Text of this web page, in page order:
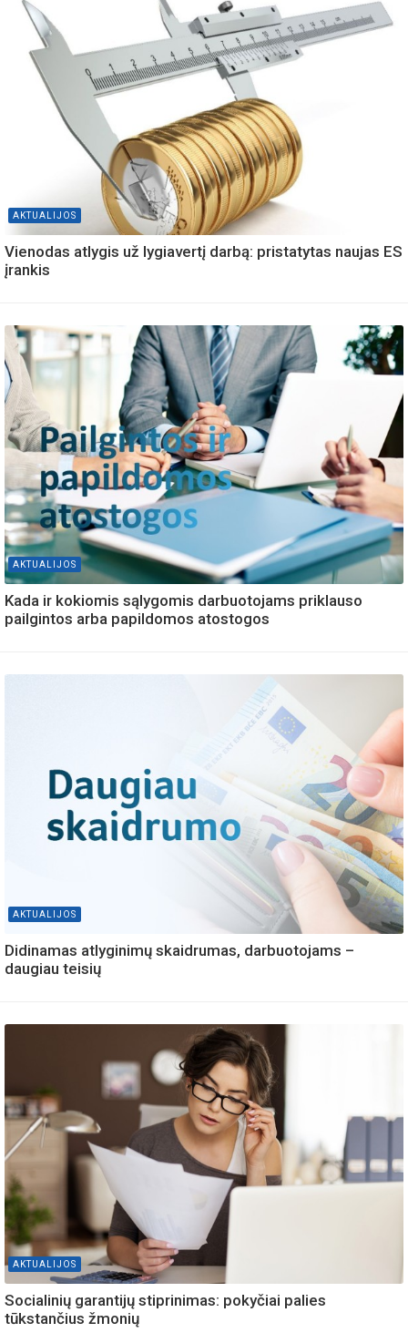
AKTUALIJOS
Vienodas atlygis už lygiavertį darbą: pristatytas naujas ES
įrankis
AKTUALIJOS
Kada ir kokiomis sąlygomis darbuotojams priklauso
pailgintos arba papildomos atostogos
AKTUALIJOS
Didinamas atlyginimų skaidrumas, darbuotojams –
daugiau teisių
AKTUALIJOS
Socialinių garantijų stiprinimas: pokyčiai palies
tūkstančius žmonių